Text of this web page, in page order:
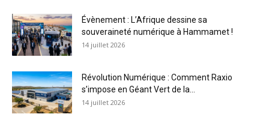
Évènement : L’Afrique dessine sa
souveraineté numérique à Hammamet !
14 juillet 2026
Révolution Numérique : Comment Raxio
s’impose en Géant Vert de la...
14 juillet 2026